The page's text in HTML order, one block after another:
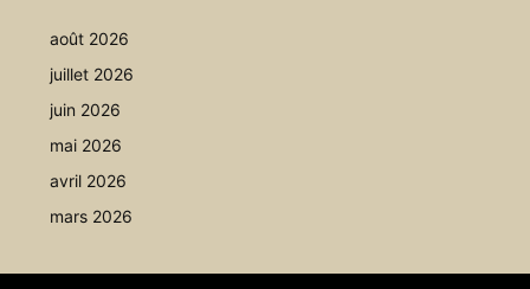
août 2026
juillet 2026
juin 2026
mai 2026
avril 2026
mars 2026